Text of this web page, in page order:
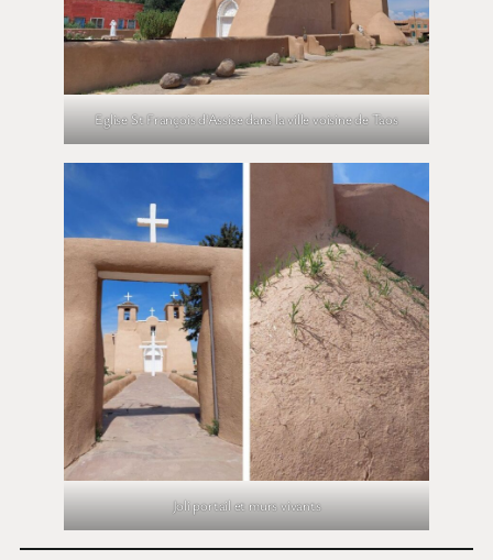
Eglise St François d’Assise dans la ville voisine de Taos
Joli portail et murs vivants